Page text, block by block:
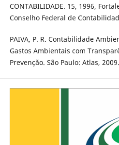
CONTABILIDADE. 15, 1996,
Conselho Federal de
PAIVA, P. R. Contabilidade
Gastos Ambientais com
Prevenção. São Paulo: Atlas, 2009.